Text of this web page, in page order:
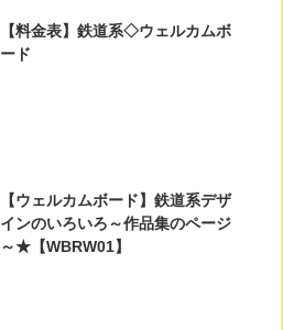
【料金表】鉄道系◇ウェルカムボ
ード
【ウェルカムボード】鉄道系デザ
インのいろいろ～作品集のページ
～★【WBRW01】